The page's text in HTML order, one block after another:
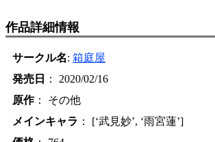
作品詳細情報
サークル名: 箱庭屋
発売日
： 2020/02/16
原作： その他
メインキャラ ： [‘武見妙’, ‘雨宮蓮’]